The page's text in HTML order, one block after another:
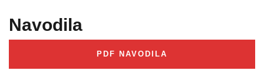
Navodila
PDF NAVODILA